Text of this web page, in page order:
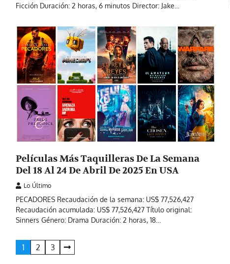
Ficción Duración: 2 horas, 6 minutos Director: Jake…
Películas Más Taquilleras De La Semana
Del 18 Al 24 De Abril De 2025 En USA
Lo Último
PECADORES Recaudación de la semana: US$ 77,526,427
Recaudación acumulada: US$ 77,526,427 Título original:
Sinners Género: Drama Duración: 2 horas, 18…
Paginación
1 2 3